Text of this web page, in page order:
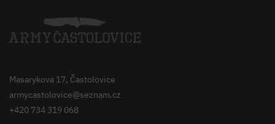
Masarykova 17, Častolovice
armycastolovice@seznam.cz
+420 734 319 068